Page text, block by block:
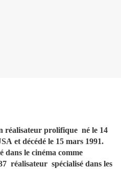
réalisateur prolifique né le 14
et décédé le 15 mars 1991.
dans le cinéma comme
réalisateur spécialisé dans les